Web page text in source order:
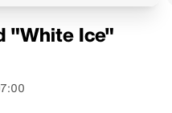
"White Ice"